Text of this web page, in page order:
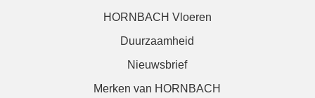
HORNBACH Vloeren
Duurzaamheid
Nieuwsbrief
Merken van HORNBACH